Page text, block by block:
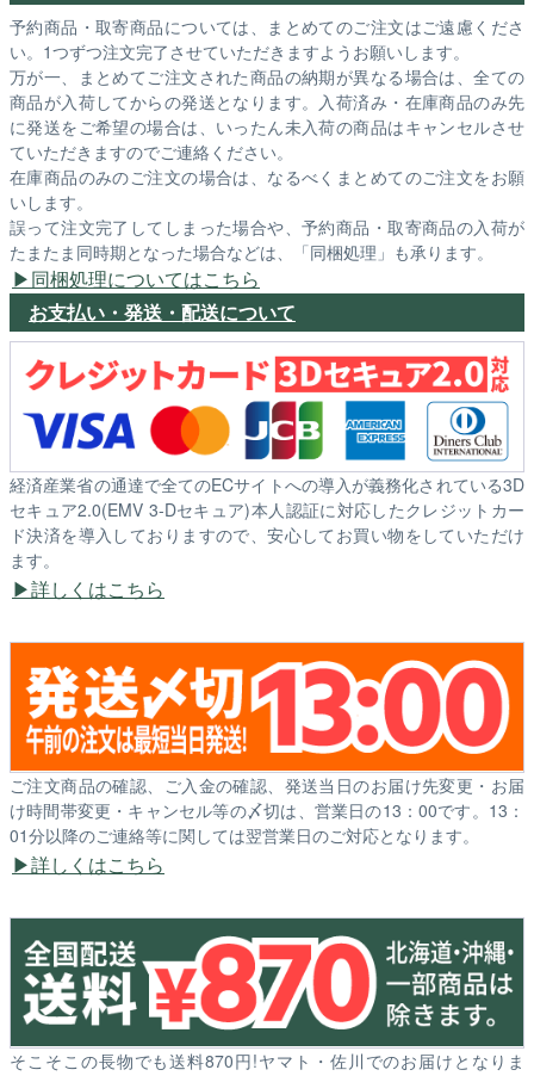
予約商品・取寄商品については、まとめてのご注文はご遠慮くださ
い。1つずつ注文完了させていただきますようお願いします。
万が一、まとめてご注文された商品の納期が異なる場合は、全ての
商品が入荷してからの発送となります。入荷済み・在庫商品のみ先
に発送をご希望の場合は、いったん未入荷の商品はキャンセルさせ
ていただきますのでご連絡ください。
在庫商品のみのご注文の場合は、なるべくまとめてのご注文をお願
いします。
誤って注文完了してしまった場合や、予約商品・取寄商品の入荷が
たまたま同時期となった場合などは、「同梱処理」も承ります。
同梱処理についてはこちら
お支払い・発送・配送について
経済産業省の通達で全てのECサイトへの導入が義務化されている3D
セキュア2.0(EMV 3-Dセキュア)本人認証に対応したクレジットカー
ド決済を導入しておりますので、安心してお買い物をしていただけ
ます。
詳しくはこちら
ご注文商品の確認、ご入金の確認、発送当日のお届け先変更・お届
け時間帯変更・キャンセル等の〆切は、営業日の13：00です。13：
01分以降のご連絡等に関しては翌営業日のご対応となります。
詳しくはこちら
そこそこの長物でも送料870円!ヤマト・佐川でのお届けとなりま